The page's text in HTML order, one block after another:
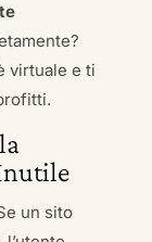
virtuale e ti
un sito